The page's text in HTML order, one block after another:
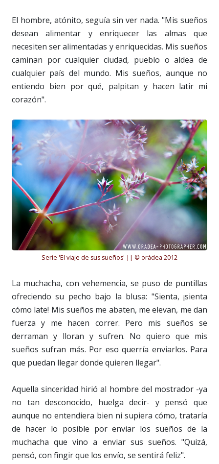
El hombre, atónito, seguía sin ver nada. "Mis sueños
desean alimentar y enriquecer las almas que
necesiten ser alimentadas y enriquecidas. Mis sueños
caminan por cualquier ciudad, pueblo o aldea de
cualquier país del mundo. Mis sueños, aunque no
entiendo bien por qué, palpitan y hacen latir mi
corazón".
Serie 'El viaje de sus sueños' || © orádea 2012
La muchacha, con vehemencia, se puso de puntillas
ofreciendo su pecho bajo la blusa: "Sienta, ¡sienta
cómo late! Mis sueños me abaten, me elevan, me dan
fuerza y me hacen correr. Pero mis sueños se
derraman y lloran y sufren. No quiero que mis
sueños sufran más. Por eso querría enviarlos. Para
que puedan llegar donde quieren llegar".
Aquella sinceridad hirió al hombre del mostrador -ya
no tan desconocido, huelga decir- y pensó que
aunque no entendiera bien ni supiera cómo, trataría
de hacer lo posible por enviar los sueños de la
muchacha que vino a enviar sus sueños. "Quizá,
pensó, con fingir que los envío, se sentirá feliz".